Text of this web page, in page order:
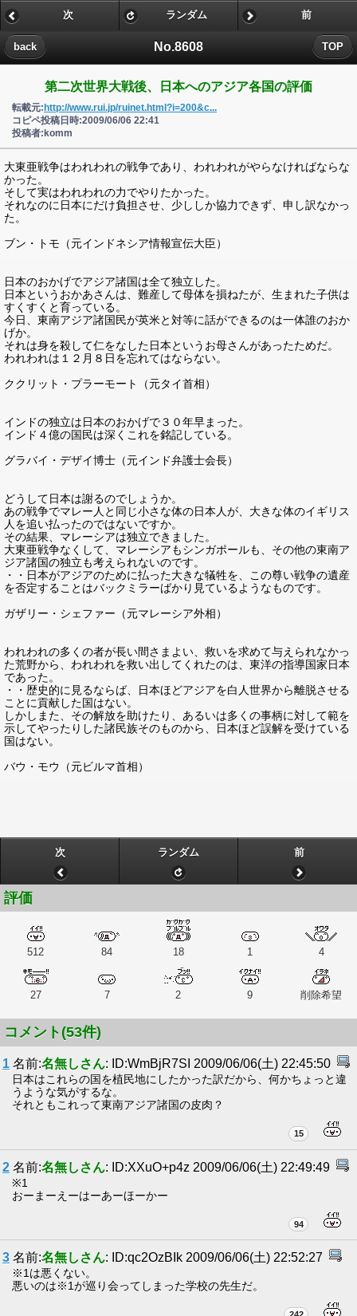
No.8608
back TOP
次 ランダム 前
第二次世界大戦後、日本へのアジア各国の評価
転載元: http://www.rui.jp/ruinet.html?i=200&c...
コピペ投稿日時:2009/06/06 22:41
投稿者:komm
大東亜戦争はわれわれの戦争であり、われわれがやらなければならな
かった。
そして実はわれわれの力でやりたかった。
それなのに日本にだけ負担させ、少ししか協力できず、申し訳なかっ
た。
ブン・トモ（元インドネシア情報宣伝大臣）
日本のおかげでアジア諸国は全て独立した。
日本というおかあさんは、難産して母体を損ねたが、生まれた子供は
すくすくと育っている。
今日、東南アジア諸国民が英米と対等に話ができるのは一体誰のおか
げか。
それは身を殺して仁をなした日本というお母さんがあったためだ。
われわれは１２月８日を忘れてはならない。
ククリット・プラーモート（元タイ首相）
インドの独立は日本のおかげで３０年早まった。
インド４億の国民は深くこれを銘記している。
グラバイ・デザイ博士（元インド弁護士会長）
どうして日本は謝るのでしょうか。
あの戦争でマレー人と同じ小さな体の日本人が、大きな体のイギリス
人を追い払ったのではないですか。
その結果、マレーシアは独立できました。
大東亜戦争なくして、マレーシアもシンガポールも、その他の東南ア
ジア諸国の独立も考えられないのです。
・・日本がアジアのために払った大きな犠牲を、この尊い戦争の遺産
を否定することはバックミラーばかり見ているようなものです。
ガザリー・シェファー（元マレーシア外相）
われわれの多くの者が長い間さまよい、救いを求めて与えられなかっ
た荒野から、われわれを救い出してくれたのは、東洋の指導国家日本
であった。
・・歴史的に見るならば、日本ほどアジアを白人世界から離脱させる
ことに貢献した国はない。
しかしまた、その解放を助けたり、あるいは多くの事柄に対して範を
示してやったりした諸民族そのものから、日本ほど誤解を受けている
国はない。
バウ・モウ（元ビルマ首相）
次 ランダム 前
評価
512 84 18 1 4
27 7 2 9 削除希望
コメント(53件)
1 名前:名無しさん: ID:WmBjR7SI 2009/06/06(土) 22:45:50
日本はこれらの国を植民地にしたかった訳だから、何かちょっと違
うような気がするな。
それともこれって東南アジア諸国の皮肉？
15
2 名前:名無しさん: ID:XXuO+p4z 2009/06/06(土) 22:49:49
※1
おーまーえーはーあーほーかー
94
3 名前:名無しさん: ID:qc2OzBIk 2009/06/06(土) 22:52:27
※1は悪くない。
悪いのは※1が巡り会ってしまった学校の先生だ。